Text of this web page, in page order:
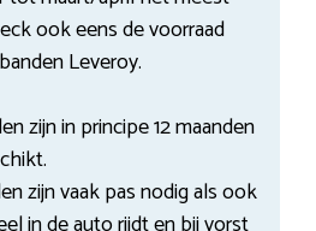
ook eens de voorraad
Leveroy.
zijn in principe 12 maanden
zijn vaak pas nodig als ook